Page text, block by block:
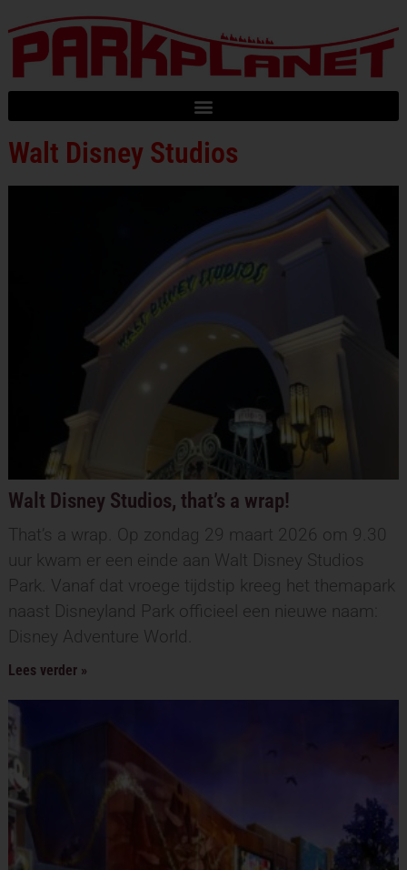
Walt Disney Studios
Walt Disney Studios, that’s a wrap!
That’s a wrap. Op zondag 29 maart 2026 om 9.30
uur kwam er een einde aan Walt Disney Studios
Park. Vanaf dat vroege tijdstip kreeg het themapark
naast Disneyland Park officieel een nieuwe naam:
Disney Adventure World.
Lees verder »